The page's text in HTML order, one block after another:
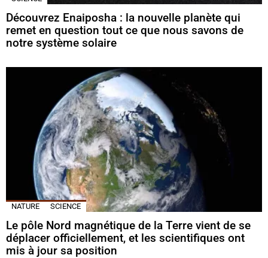
Découvrez Enaiposha : la nouvelle planète qui
remet en question tout ce que nous savons de
notre système solaire
NATURE SCIENCE
Le pôle Nord magnétique de la Terre vient de se
déplacer officiellement, et les scientifiques ont
mis à jour sa position